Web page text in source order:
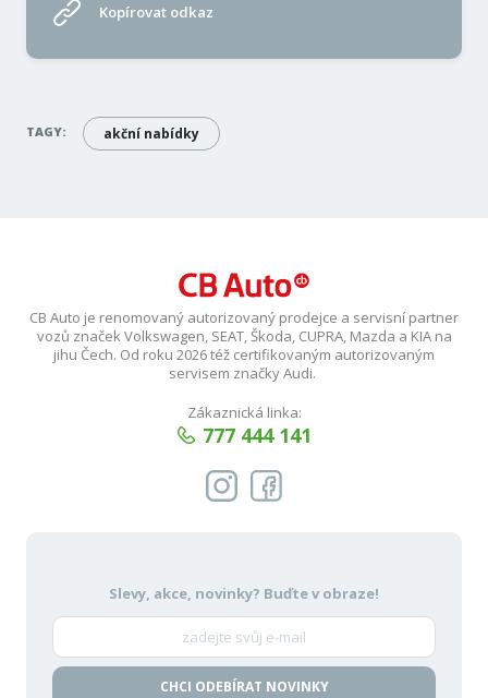
Kopírovat odkaz
TAGY: akční nabídky
CB Auto je renomovaný autorizovaný prodejce a servisní partner
vozů značek Volkswagen, SEAT, Škoda, CUPRA, Mazda a KIA na
jihu Čech. Od roku 2026 též certifikovaným autorizovaným
servisem značky Audi.
Zákaznická linka:
777 444 141
Slevy, akce, novinky? Buďte v obraze!
CHCI ODEBÍRAT NOVINKY